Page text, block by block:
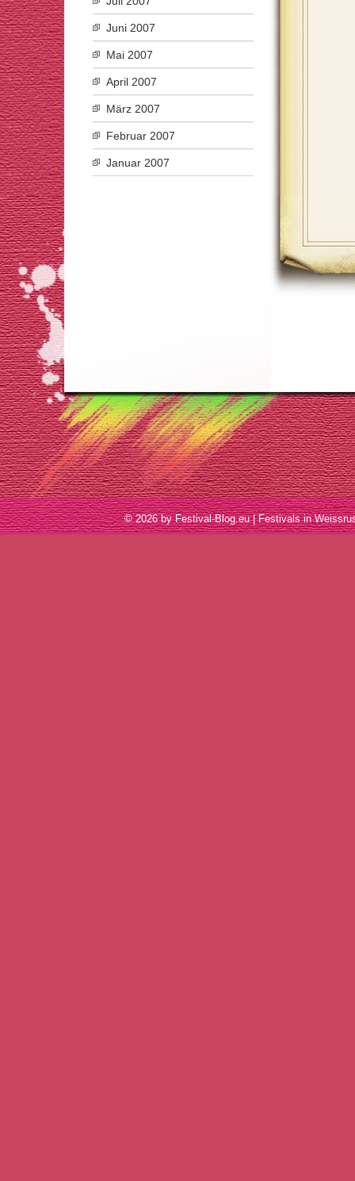
Juni 2007
Mai 2007
April 2007
März 2007
Februar 2007
Januar 2007
© 2026 by Festival-Blog.eu | Festivals in